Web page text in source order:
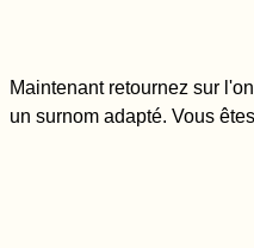
Maintenant retournez sur
un surnom adapté. Vous